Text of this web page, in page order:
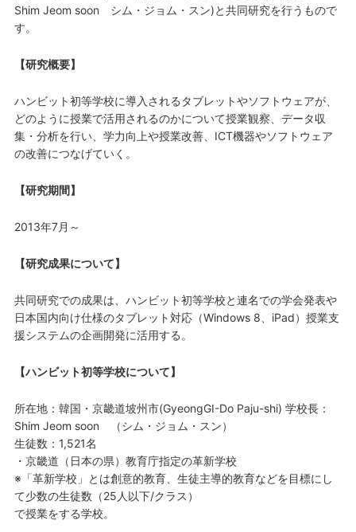
Shim Jeom soon シム・ジョム・スン)と共同研究を行うもので
す。
【研究概要】
ハンビット初等学校に導入されるタブレットやソフトウェアが、
どのように授業で活用されるのかについて授業観察、データ収
集・分析を行い、学力向上や授業改善、ICT機器やソフトウェア
の改善につなげていく。
【研究期間】
2013年7月～
【研究成果について】
共同研究での成果は、ハンビット初等学校と連名での学会発表や
日本国内向け仕様のタブレット対応（Windows 8、iPad）授業支
援システムの企画開発に活用する。
【ハンビット初等学校について】
所在地：韓国・京畿道坡州市(GyeongGI-Do Paju-shi) 学校長：
Shim Jeom soon （シム・ジョム・スン）
生徒数：1,521名
・京畿道（日本の県）教育庁指定の革新学校
※「革新学校」とは創意的教育、生徒主導的教育などを目標にし
て少数の生徒数（25人以下/クラス）
で授業をする学校。